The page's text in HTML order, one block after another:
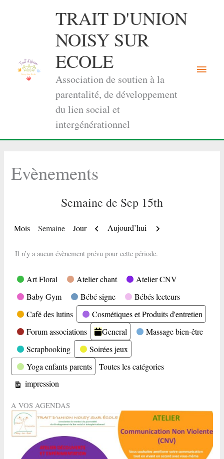
TRAIT D'UNION
NOISY SUR
ECOLE
Association de soutien à la
parentalité, de développement
du lien social et
intergénérationnel
Menu
Evènements
Semaine de Sep 15th
Mois Semaine Jour Précédent
Aujourd’hui Suivant
Il n’y a aucun évènement prévu pour cette période.
Catégories
Art Floral Atelier chant
Atelier CNV
Baby Gym
Bébé signe
Bébés lecteurs
Café des lutins
Cosmétiques et Produits d'entretien
Forum associations
General
Massage bien-être
Scrapbooking
Soirées jeux
Yoga enfants parents
Toutes les catégories
Vue
impression
A VOS AGENDAS